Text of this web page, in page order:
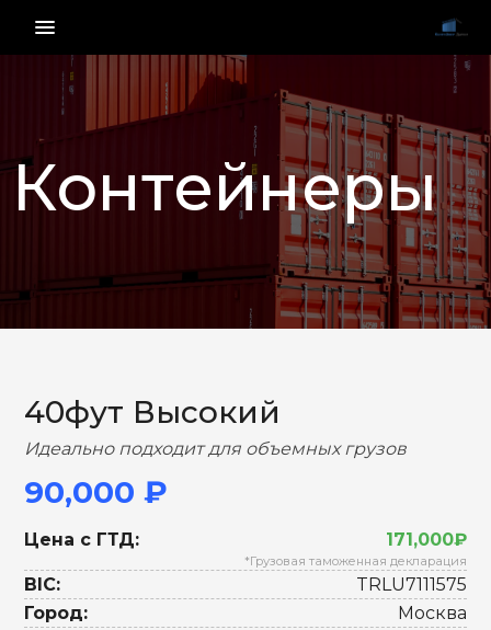
menu_vert
Контейнеры
НАЗАД ВПЕРЕД
40фут Высокий
Идеально подходит для объемных грузов
90,000 ₽
Цена с ГТД: 171,000₽
*Грузовая таможенная декларация
BIC:
TRLU7111575
Город:
Москва